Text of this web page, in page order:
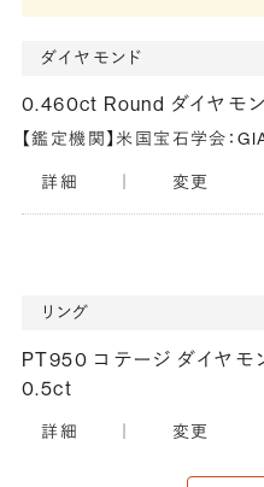
ダイヤモンド
0.460ct Round ダイヤモ
【鑑定機関】米国宝石学会：
詳細 変更
リング
PT950 コテージ ダイヤモ
0.5ct
詳細 変更